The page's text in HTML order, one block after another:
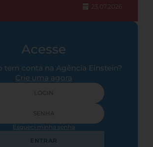
23.07.2026
Acesse
tem conta na Agência Einstein?
Crie uma agora
Esqueci minha senha
ENTRAR